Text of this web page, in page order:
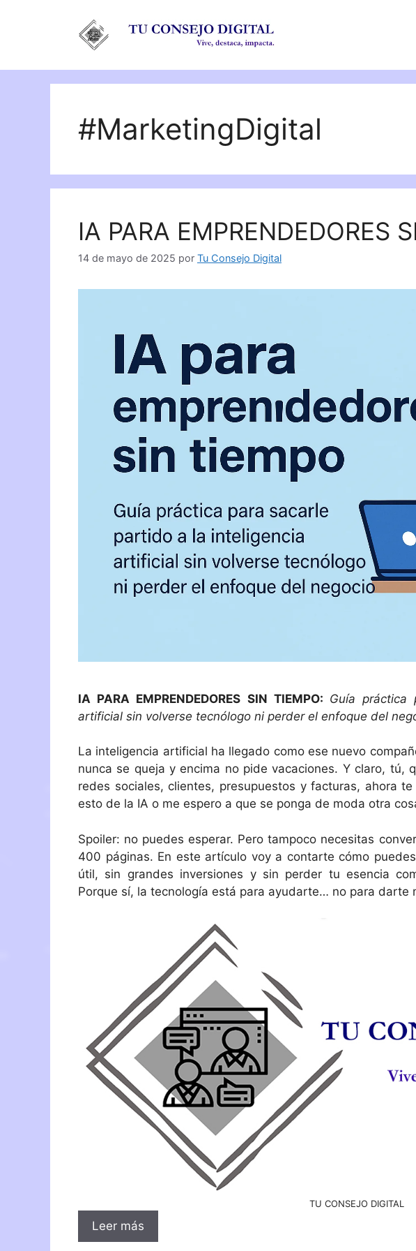
#MarketingDigital
IA PARA EMPRENDEDORES
14 de mayo de 2025 por Tu Consejo Digital
IA PARA EMPRENDEDORES SIN TIEMPO: Guía práctica
artificial sin volverse tecnólogo ni perder el enfoque del
La inteligencia artificial ha llegado como ese nuevo
nunca se queja y encima no pide vacaciones. Y claro, tú,
redes sociales, clientes, presupuestos y facturas, ahora
esto de la IA o me espero a que se ponga de moda otra
Spoiler: no puedes esperar. Pero tampoco necesitas
400 páginas. En este artículo voy a contarte cómo
útil, sin grandes inversiones y sin perder tu esencia
Porque sí, la tecnología está para ayudarte… no para darte
TU CONSEJO DIGITAL
Leer más